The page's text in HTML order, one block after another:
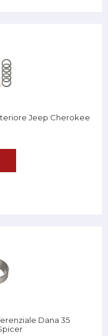
Jeep Cherokee
Dana 35